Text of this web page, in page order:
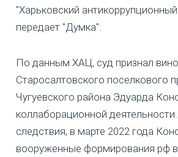
"Харьковский
передает "Думка".
По данным ХАЦ, суд признал
Старосалтовского поселкового
Чугуевского района Эдуарда
коллаборационной
следствия, в марте 2022 года
вооруженные формирования рф